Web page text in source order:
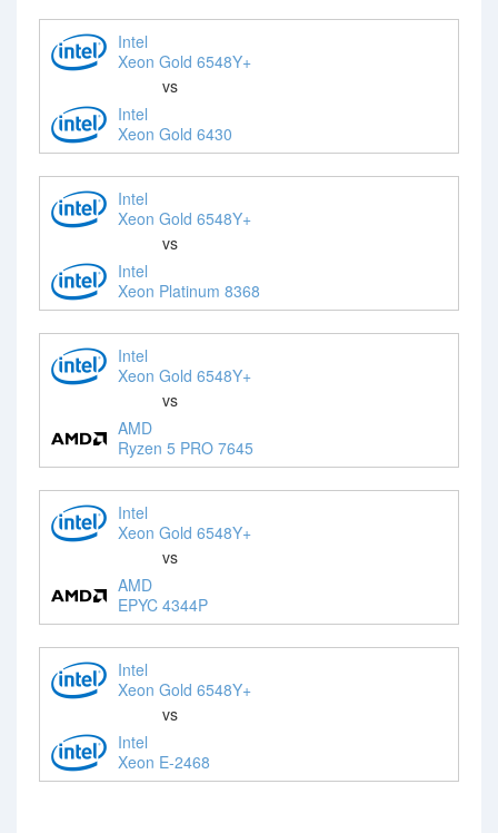
Intel
Xeon Gold 6548Y+
vs
Intel
Xeon Gold 6430
Intel
Xeon Gold 6548Y+
vs
Intel
Xeon Platinum 8368
Intel
Xeon Gold 6548Y+
vs
AMD
Ryzen 5 PRO 7645
Intel
Xeon Gold 6548Y+
vs
AMD
EPYC 4344P
Intel
Xeon Gold 6548Y+
vs
Intel
Xeon E-2468